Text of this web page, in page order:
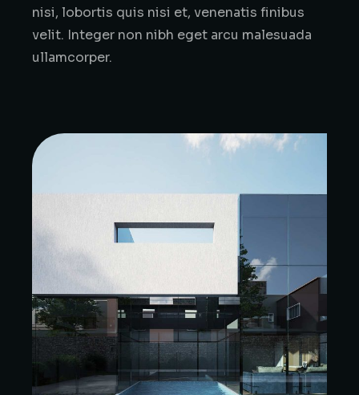
nisi, lobortis quis nisi et, venenatis finibus
velit. Integer non nibh eget arcu malesuada
ullamcorper.